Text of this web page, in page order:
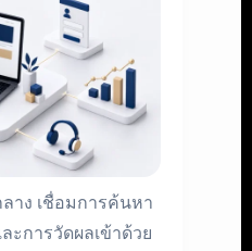
าง เชื่อมการค้นหา
ะการวัดผลเข้าด้วย